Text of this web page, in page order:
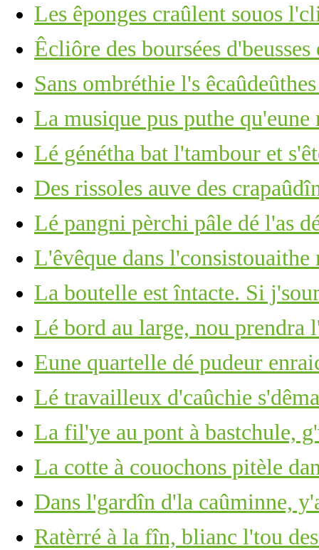
Les êponges craûlent souos
Êcliôre des boursées
Sans ombréthie l's
La musique pus puthe
Lé génétha bat l'tambour et
Des rissoles auve des
Lé pangni pèrchi pâle dé l'as
L'êvêque dans l'consistouaithe
La boutelle est întacte. Si
Lé bord au large, nou prendra
Eune quartelle dé pudeur
Lé travailleux d'caûchie
La fil'ye au pont à bastchule,
La cotte à couochons pitèle
Dans l'gardîn d'la caûminne,
Ratèrré à la fîn, blianc l'tou